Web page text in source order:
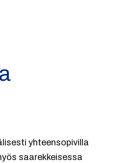
yhteensopivilla
saarekkeisessa